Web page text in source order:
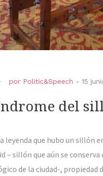
por Politic&Speech - 15
del
leyenda que hubo un sillón
– sillón que aún se conserva
de la ciudad-, propiedad